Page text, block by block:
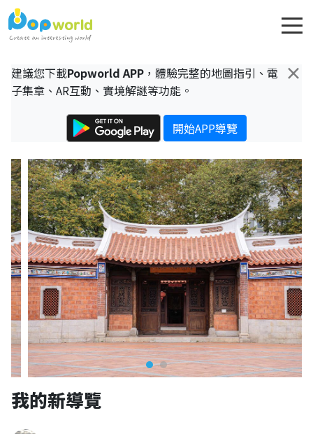
×
建議您下載Popworld APP ，體驗完整的地圖指引、電
子集章、AR互動、實境解謎等功能。
開始APP導覽
我的新導覽